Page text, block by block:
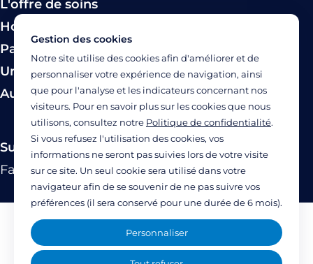
L'offre de soins
Hospitalisation
Paiement
Urgence
Autres modes de prise en charge
Suivez-nous
FacebookTwitterLinkedinYouTubeInstagram
Mentions légales
Politique de confidentialité
Gestion des cookies
Notre site utilise des cookies afin d'améliorer et de
personnaliser votre expérience de navigation, ainsi
que pour l'analyse et les indicateurs concernant nos
visiteurs. Pour en savoir plus sur les cookies que nous
utilisons, consultez notre Politique de confidentialité.
Si vous refusez l'utilisation des cookies, vos
informations ne seront pas suivies lors de votre visite
sur ce site. Un seul cookie sera utilisé dans votre
navigateur afin de se souvenir de ne pas suivre vos
préférences (il sera conservé pour une durée de 6 mois).
Personnaliser